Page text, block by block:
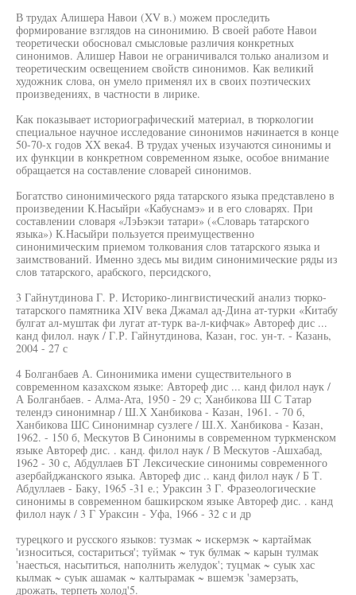
В трудах Алишера Навои (XV в.) можем проследить
формирование взглядов на синонимию. В своей работе Навои
теоретически обосновал смысловые различия конкретных
синонимов. Алишер Навои не ограничивался только анализом и
теоретическим освещением свойств синонимов. Как великий
художник слова, он умело применял их в своих поэтических
произведениях, в частности в лирике.
Как показывает историографический материал, в тюркологии
специальное научное исследование синонимов начинается в конце
50-70-х годов XX века4. В трудах ученых изучаются синонимы и
их функции в конкретном современном языке, особое внимание
обращается на составление словарей синонимов.
Богатство синонимического ряда татарского языка представлено в
произведении К.Насыйри «Кабуснамэ» и в его словарях. При
составлении словаря «ЛэЬэкэи татари» («Словарь татарского
языка») К.Насыйри пользуется преимущественно
синонимическим приемом толкования слов татарского языка и
заимствований. Именно здесь мы видим синонимические ряды из
слов татарского, арабского, персидского,
3 Гайнутдинова Г. Р. Историко-лингвистический анализ тюрко-
татарского памятника XIV века Джамал ад-Дина ат-турки «Китабу
булгат ал-муштак фи лугат ат-турк ва-л-кифчак» Автореф дис ...
канд филол. наук / Г.Р. Гайнутдинова, Казан, гос. ун-т. - Казань,
2004 - 27 с
4 Болганбаев А. Синонимика имени существительного в
современном казахском языке: Автореф дис ... канд филол наук /
А Болганбаев. - Алма-Ата, 1950 - 29 с; Ханбикова Ш С Татар
телендэ синонимнар / Ш.Х Ханбикова - Казан, 1961. - 70 б,
Ханбикова ШС Синонимнар сузлеге / Ш.Х. Ханбикова - Казан,
1962. - 150 б, Мескутов В Синонимы в современном туркменском
языке Автореф дис. . канд. филол наук / В Мескутов -Ашхабад,
1962 - 30 с, Абдуллаев БТ Лексические синонимы современного
азербайджанского языка. Автореф дис .. канд филол наук / Б Т.
Абдуллаев - Баку, 1965 -31 е.; Ураксин 3 Г. Фразеологические
синонимы в современном башкирском языке Автореф дис. . канд
филол наук / 3 Г Ураксин - Уфа, 1966 - 32 с и др
турецкого и русского языков: тузмак ~ искермэк ~ картаймак
'износиться, состариться'; туймак ~ тук булмак ~ карын тулмак
'наесться, насытиться, наполнить желудок'; туцмак ~ суык хас
кылмак ~ суык ашамак ~ калтырамак ~ вшемэк 'замерзать,
дрожать, терпеть холод'5.